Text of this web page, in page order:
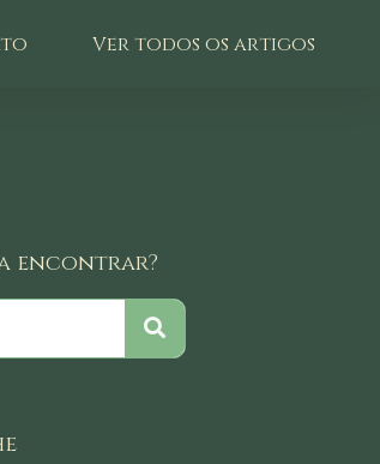
Ver todos os artigos
encontrar?